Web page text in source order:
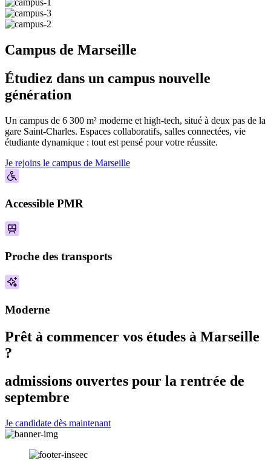
Campus de Marseille
Étudiez dans un campus nouvelle
génération
Un campus de 6 300 m² moderne et high-tech, situé à deux pas de la
gare Saint-Charles. Espaces collaboratifs, salles connectées, vie
étudiante dynamique : tout est pensé pour votre réussite.
Je rejoins le campus de Marseille
Accessible PMR
Proche des transports
Moderne
Prêt à commencer vos études à Marseille
?
admissions ouvertes pour la rentrée de
septembre
Je candidate dès maintenant